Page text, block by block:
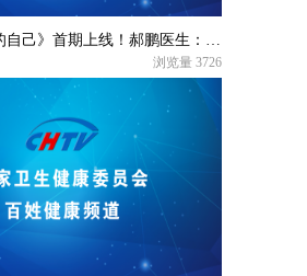
《了不起的自己》首期上线！郝鹏医生：做一个“好”的医生（上）
浏览量 3726